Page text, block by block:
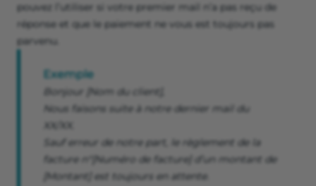
pouvez l’utiliser si votre premier mail n’a pas reçu de
réponse et que le paiement ne vous est toujours pas
parvenu.
Exemple
Bonjour [Nom du client],
Nous faisons suite à notre dernier mail du
XX/XX.
Sauf erreur de notre part, le règlement de la
facture n°[Numéro de facture] d’un montant de
[Montant] est toujours en attente.